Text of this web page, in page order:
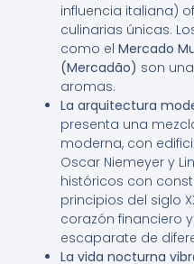
influencia italiana)
culinarias únicas.
como el Mercado
(Mercadão) son
aromas.
La arquitectura
presenta una
moderna, con
Oscar Niemeyer y
históricos con
principios del siglo
corazón financiero
escaparate de
La vida nocturna